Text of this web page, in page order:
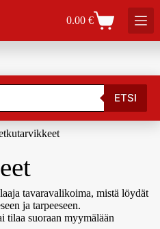
0.00€
ETSI
tavaravalikoima, mistä löydät
ja tarpeeseen.
tilaa suoraan myymälään